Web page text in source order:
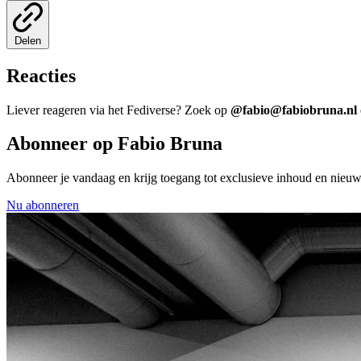
Delen
Reacties
Liever reageren via het Fediverse? Zoek op @fabio@fabiobruna.nl
Abonneer op Fabio Bruna
Abonneer je vandaag en krijg toegang tot exclusieve inhoud en
Nu abonneren